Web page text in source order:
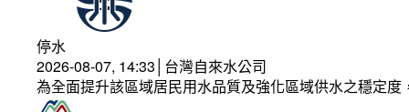
停水
2026-08-07, 14:33│台灣自來水公司
為全面提升該區域居民用水品質及強化區域供水之穩定